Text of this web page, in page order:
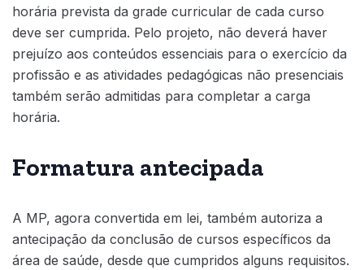
horária prevista da grade curricular de cada curso
deve ser cumprida. Pelo projeto, não deverá haver
prejuízo aos conteúdos essenciais para o exercício da
profissão e as atividades pedagógicas não presenciais
também serão admitidas para completar a carga
horária.
Formatura antecipada
A MP, agora convertida em lei, também autoriza a
antecipação da conclusão de cursos específicos da
área de saúde, desde que cumpridos alguns requisitos.